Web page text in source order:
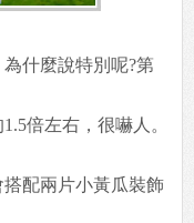
什麼說特別呢?第
倍左右，很嚇人。
搭配兩片小黃瓜裝飾